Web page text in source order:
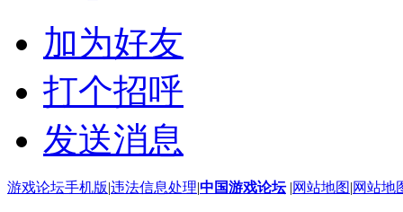
加为好友
打个招呼
发送消息
游戏论坛手机版|违法信息处理|中国游戏论坛 |网站地图|网站地